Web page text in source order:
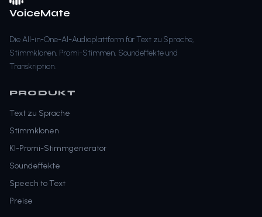
VoiceMate
Die All-in-One-AI-Audioplattform für Text zu Sprache,
Stimmklonen, Promi-Stimmen, Soundeffekte und
Transkription.
PRODUKT
Text zu Sprache
Stimmklonen
KI-Promi-Stimmgenerator
Soundeffekte
Speech to Text
Preise